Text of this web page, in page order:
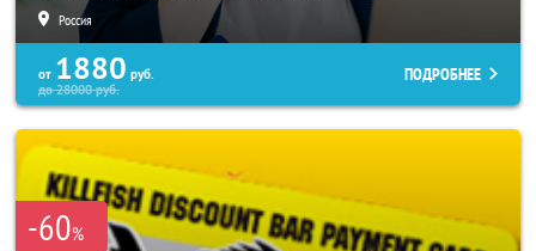
Россия
от 1880 руб.
до28000руб.
ПОДРОБНЕЕ
-60%